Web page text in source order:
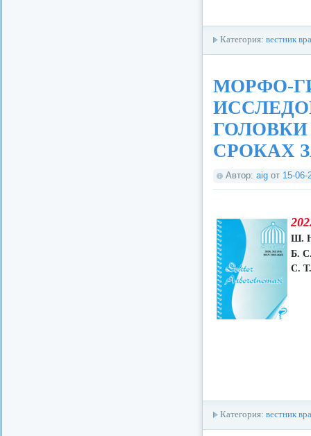
Категория: вестник
МОРФО-
СРОКАХ
Автор: aig от 15-06-
Ш.
Б.
С.
Категория: вестник